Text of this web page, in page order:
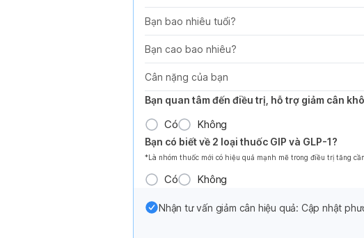
Bạn bao nhiêu tuổi?
Bạn cao bao nhiêu?
Cân nặng của bạn
Bạn quan tâm đến điều trị, hỗ trợ giảm cân
Có Không
Bạn có biết về 2 loại thuốc GIP và GLP-1?
*Là nhóm thuốc mới có hiệu quả mạnh mẽ trong điều trị tăng
Có Không
Nhận tư vấn giảm cân hiệu quả: Cập nhật